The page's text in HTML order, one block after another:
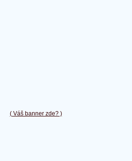
( Váš banner zde? )